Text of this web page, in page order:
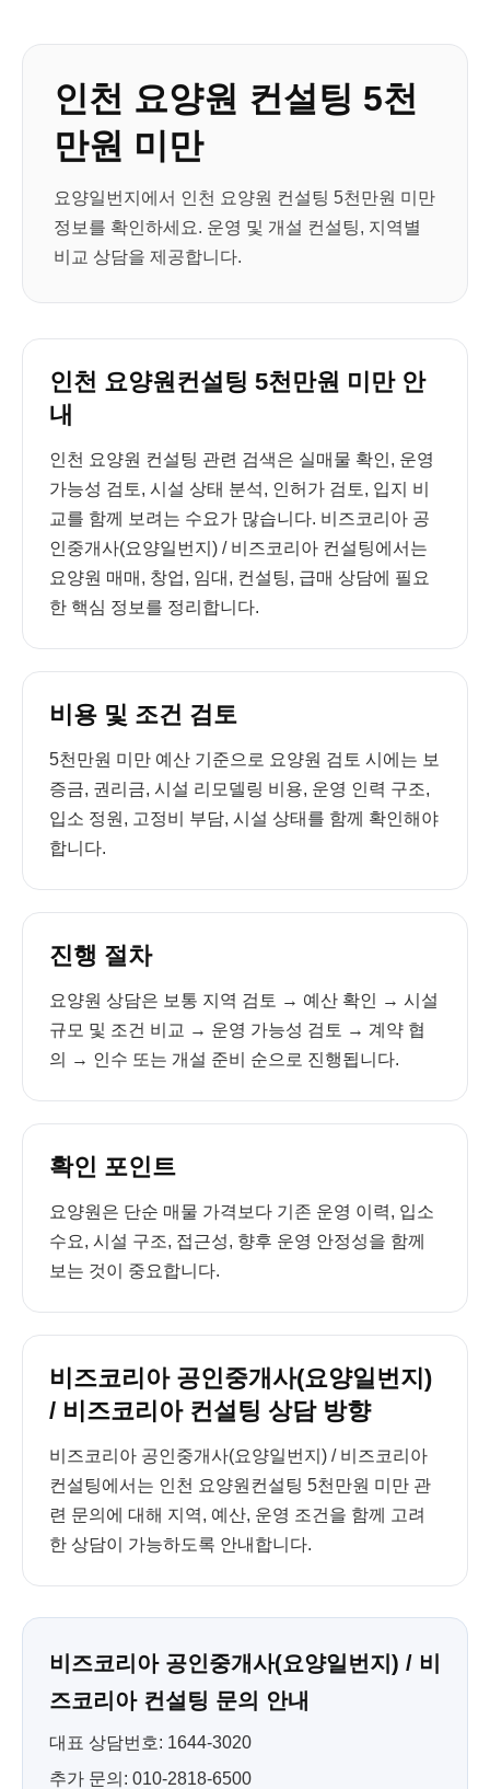
인천 요양원 컨설팅 5천
만원 미만
요양일번지에서 인천 요양원 컨설팅 5천만원 미만
정보를 확인하세요. 운영 및 개설 컨설팅, 지역별
비교 상담을 제공합니다.
인천 요양원컨설팅 5천만원 미만 안
내
인천 요양원 컨설팅 관련 검색은 실매물 확인, 운영
가능성 검토, 시설 상태 분석, 인허가 검토, 입지 비
교를 함께 보려는 수요가 많습니다. 비즈코리아 공
인중개사(요양일번지) / 비즈코리아 컨설팅에서는
요양원 매매, 창업, 임대, 컨설팅, 급매 상담에 필요
한 핵심 정보를 정리합니다.
비용 및 조건 검토
5천만원 미만 예산 기준으로 요양원 검토 시에는 보
증금, 권리금, 시설 리모델링 비용, 운영 인력 구조,
입소 정원, 고정비 부담, 시설 상태를 함께 확인해야
합니다.
진행 절차
요양원 상담은 보통 지역 검토 → 예산 확인 → 시설
규모 및 조건 비교 → 운영 가능성 검토 → 계약 협
의 → 인수 또는 개설 준비 순으로 진행됩니다.
확인 포인트
요양원은 단순 매물 가격보다 기존 운영 이력, 입소
수요, 시설 구조, 접근성, 향후 운영 안정성을 함께
보는 것이 중요합니다.
비즈코리아 공인중개사(요양일번지)
/ 비즈코리아 컨설팅 상담 방향
비즈코리아 공인중개사(요양일번지) / 비즈코리아
컨설팅에서는 인천 요양원컨설팅 5천만원 미만 관
련 문의에 대해 지역, 예산, 운영 조건을 함께 고려
한 상담이 가능하도록 안내합니다.
비즈코리아 공인중개사(요양일번지) / 비
즈코리아 컨설팅 문의 안내
대표 상담번호: 1644-3020
추가 문의: 010-2818-6500